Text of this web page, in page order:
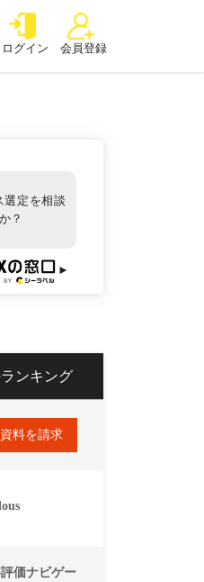
ログイン 会員登録
選定を相談
？
►
ンキング
料を請求
価ナビゲー